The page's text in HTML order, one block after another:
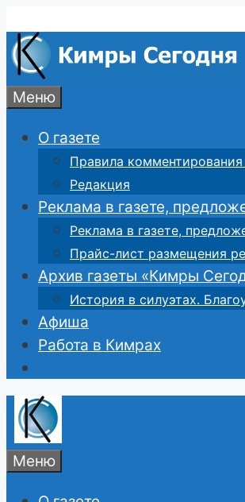
к
содержимому
Меню
О газете
Правила
Редакция
Реклама в газете,
Реклама в газете,
Прайс-лист размещения
Архив газеты «Кимры
История в силуэтах.
Афиша
Работа в Кимрах
Меню